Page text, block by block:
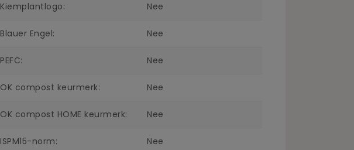
Kiemplantlogo: Nee
Blauer Engel: Nee
PEFC: Nee
OK compost keurmerk: Nee
OK compost HOME keurmerk: Nee
ISPM15-norm: Nee